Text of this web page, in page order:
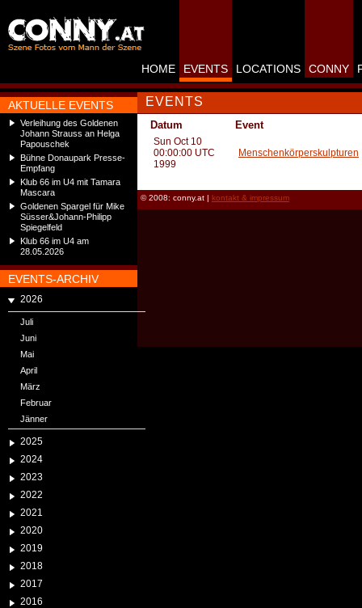
AKTUELLE EVENTS
Verleihung des Goldenen
Johann Strauss an Helga
Papouschek
Bühne Donaupark Presse-
Empfang
Klub 66 im U4 mit Tamara
Mascara
Goldenen Spargel für Mike
Süsser&Johann-Philipp
Spiegelfeld
Klub 66 im U4 am
28.05.2026
EVENTS-ARCHIV
2026
Juli
Juni
Mai
April
März
Februar
Jänner
2025
2024
2023
2022
2021
2020
2019
2018
2017
2016
HOME EVENTS LOCATIONS CONNY
EVENTS
Datum Event
Sun Oct 10
00:00:00 UTC
1999
Menschenkörperskulpturen
© 2008: conny.at | kontakt & impressum